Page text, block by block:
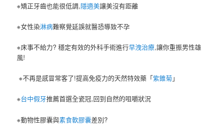
※矯正牙齒也能很低調,隱適美讓美沒有距離
※女性染淋病難察覺延誤就醫恐導致不孕
※床事不給力? 穩定有效的外科手術進行早洩治療,讓你重振男性雄
風!
※不再是感冒常客了!提高免疫力的天然特效藥「紫錐菊」
※台中假牙推薦首選全瓷冠,回到自然的咀嚼狀況
※動物性膠囊與素食軟膠囊差別?